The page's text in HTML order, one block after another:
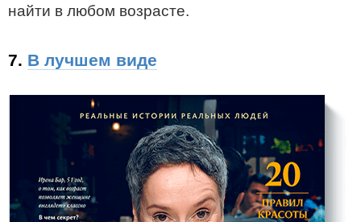
найти в любом возрасте.
7. В лучшем виде